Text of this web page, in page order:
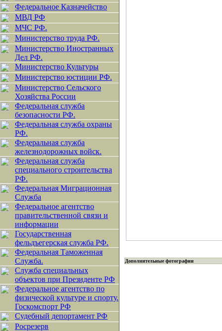
Федеральное Казначейство
МВД РФ
МЧС РФ.
Министерство труда РФ.
Министерство Иностранных
Дел РФ.
Министерство Культуры
Министерство юстиции РФ.
Министерство Сельского
Хозяйства России
Федеральная служба
безопасности РФ.
Федеральная служба охраны
РФ.
Федеральная служба
железнодорожных войск.
Федеральная служба
специального строительства
РФ.
Федеральная Миграционная
Служба
Федеральное агентство
правительственной связи и
информации
Государственная
фельдъегерская служба РФ.
Федеральная Таможенная
Служба.
Служба специальных
объектов при Президенте РФ
Федеральное агентство по
физической культуре и спорту.
Госкомспорт РФ
Судебный депортамент РФ
Росрезерв
Дополнительные фотографии